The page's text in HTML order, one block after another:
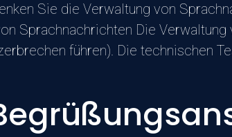
Sie die Verwaltung von
Sprachnachrichten Die
führen). Die technischen